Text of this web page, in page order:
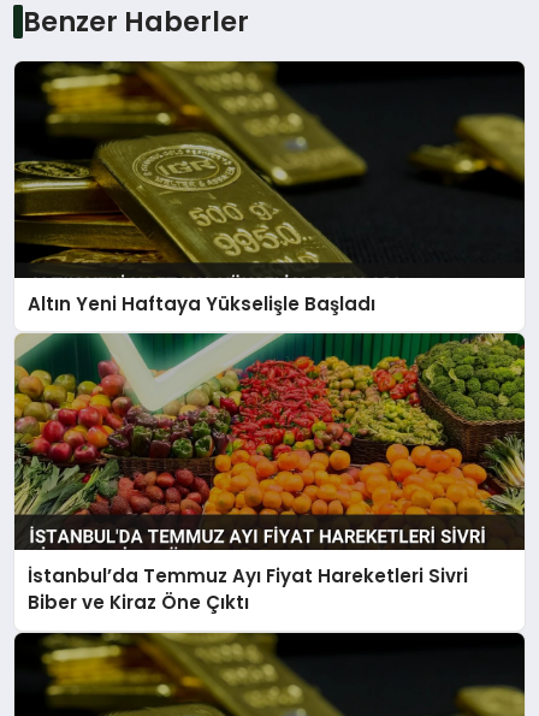
Benzer Haberler
Altın Yeni Haftaya Yükselişle Başladı
İstanbul’da Temmuz Ayı Fiyat Hareketleri Sivri
Biber ve Kiraz Öne Çıktı